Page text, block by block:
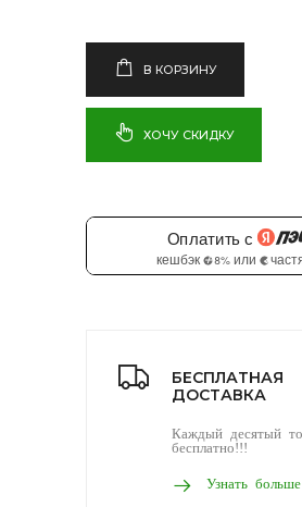
В КОРЗИНУ
ХОЧУ СКИДКУ
БЕСПЛАТНАЯ
ДОСТАВКА
Каждый десятый
бесплатно!!!
Узнать больше